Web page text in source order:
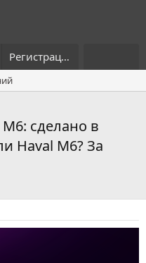
Регистрация
М6: сделано в
Haval M6? За